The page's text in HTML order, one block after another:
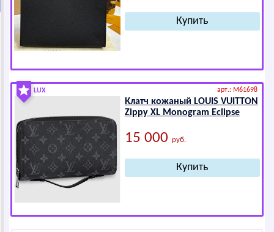
LUX арт.: M61698
Клатч кожаный LОUIS VUIТТОN
Zippy XL Mоnоgrаm Еclipsе
15 000 руб.